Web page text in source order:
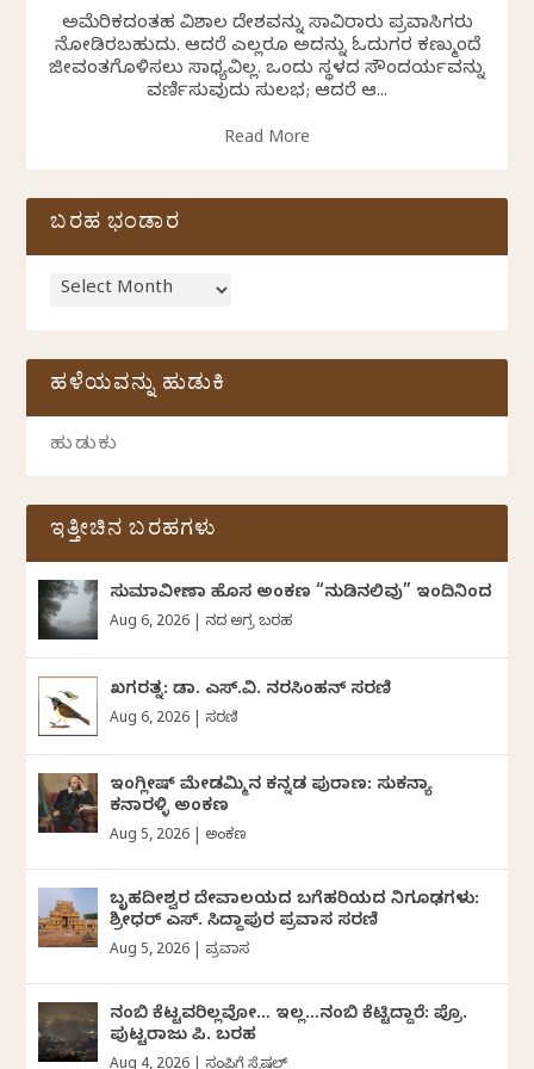
ಅಮೆರಿಕದಂತಹ ವಿಶಾಲ ದೇಶವನ್ನು ಸಾವಿರಾರು ಪ್ರವಾಸಿಗರು
ನೋಡಿರಬಹುದು. ಆದರೆ ಎಲ್ಲರೂ ಅದನ್ನು ಓದುಗರ ಕಣ್ಮುಂದೆ
ಜೀವಂತಗೊಳಿಸಲು ಸಾಧ್ಯವಿಲ್ಲ. ಒಂದು ಸ್ಥಳದ ಸೌಂದರ್ಯವನ್ನು
ವರ್ಣಿಸುವುದು ಸುಲಭ; ಆದರೆ ಆ...
Read More
ಬರಹ ಭಂಡಾರ
ಹಳೆಯವನ್ನು ಹುಡುಕಿ
ಇತ್ತೀಚಿನ ಬರಹಗಳು
ಸುಮಾವೀಣಾ ಹೊಸ ಅಂಕಣ “ನುಡಿನಲಿವು” ಇಂದಿನಿಂದ
Aug 6, 2026 ದಿನದ ಅಗ್ರ ಬರಹ
ಖಗರತ್ನ: ಡಾ. ಎಸ್.ವಿ. ನರಸಿಂಹನ್‌‌ ಸರಣಿ
Aug 6, 2026 ಸರಣಿ
ಇಂಗ್ಲೀಷ್ ಮೇಡಮ್ಮಿನ ಕನ್ನಡ ಪುರಾಣ: ಸುಕನ್ಯಾ
ಕನಾರಳ್ಳಿ ಅಂಕಣ
Aug 5, 2026 ಅಂಕಣ
ಬೃಹದೀಶ್ವರ ದೇವಾಲಯದ ಬಗೆಹರಿಯದ ನಿಗೂಢಗಳು:
ಶ್ರೀಧರ್‌ ಎಸ್.‌ ಸಿದ್ದಾಪುರ ಪ್ರವಾಸ ಸರಣಿ
Aug 5, 2026 ಪ್ರವಾಸ
ನಂಬಿ ಕೆಟ್ಟವರಿಲ್ಲವೋ… ಇಲ್ಲ…ನಂಬಿ ಕೆಟ್ಟಿದ್ದಾರೆ: ಪ್ರೊ.
ಪುಟ್ಟರಾಜು ಪಿ. ಬರಹ